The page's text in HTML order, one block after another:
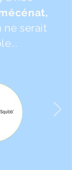
ne serait